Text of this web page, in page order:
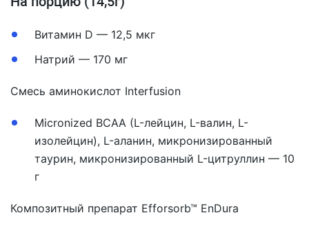
Витамин D — 12,5 мкг
Натрий — 170 мг
Смесь аминокислот Interfusion
Micronized BCAA (L-лейцин, L-валин, L-
изолейцин), L-аланин, микронизированный
таурин, микронизированный L-цитруллин — 10
г
Композитный препарат Efforsorb™ EnDura